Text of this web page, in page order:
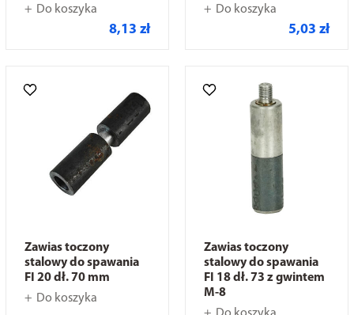
Do koszyka
8,13 zł
Do koszyka
5,03 zł
Zawias toczony
stalowy do spawania
FI 20 dł. 70 mm
Do koszyka
Zawias toczony
stalowy do spawania
FI 18 dł. 73 z gwintem
M-8